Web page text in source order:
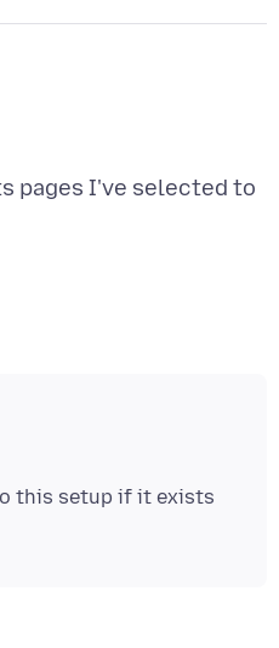
pages I've selected to
this setup if it exists